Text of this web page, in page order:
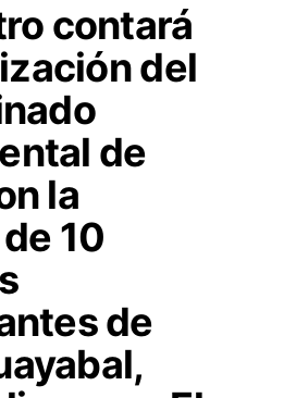
contará
del
de
la
10
de